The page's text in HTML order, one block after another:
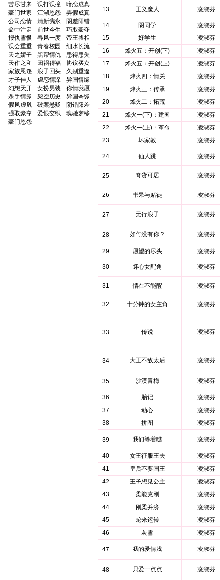
苦尽甘来
误打误撞
暗恋成真
豪门世家
江湖恩怨
弄假成真
公司恋情
清新隽永
阴差阳错
命中注定
前世今生
巧取豪夺
报仇雪恨
春风一度
帝王将相
误会重重
青春校园
细水长流
天之娇子
黑帮情仇
患得患失
天作之和
因祸得福
协议买卖
家族恩怨
浪子回头
久别重逢
才子佳人
虐恋情深
异国情缘
幻想天开
女扮男装
你情我愿
杀手情缘
架空历史
异国奇缘
假凤虚凰
破案悬疑
阴错阳差
强取豪夺
爱恨交织
魂驰梦移
豪门恩怨
13 正义魔人 凌淑芬
14 阴同学
凌淑芬
15
好学生
凌淑芬
16
烽火五：开创(下)
凌淑芬
17
烽火五：开创(上)
凌淑芬
18
烽火四：情关
凌淑芬
19
烽火三：传承
凌淑芬
20
烽火二：拓荒
凌淑芬
21
烽火一(下)：建国
凌淑芬
22
烽火一(上)：革命
凌淑芬
23
坏家教 凌淑芬
24 仙人跳 凌淑芬
25 奇货可居 凌淑芬
26 书呆与赌徒 凌淑芬
27 无行浪子 凌淑芬
28 如何没有你？ 凌淑芬
29 愿望的尽头 凌淑芬
30 坏心女配角 凌淑芬
31 情在不能醒 凌淑芬
32 十分钟的女主角 凌淑芬
33 传说 凌淑芬
34 大王不敌太后 凌淑芬
35 沙漠青梅 凌淑芬
36 胎记
凌淑芬
37
动心
凌淑芬
38
拼图 凌淑芬
39 我们等着瞧 凌淑芬
40 女王征服王夫
凌淑芬
41
皇后不要国王
凌淑芬
42
王子想见公主
凌淑芬
43
柔能克刚
凌淑芬
44
刚柔并济
凌淑芬
45
蛇来运转
凌淑芬
46
灰雪 凌淑芬
47 我的爱情浅 凌淑芬
48 只爱一点点 凌淑芬